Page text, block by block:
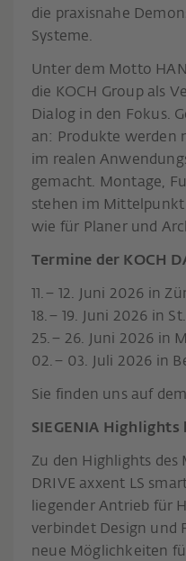
die praxisnahe
Systeme.
Unter dem Motto
die KOCH Group als
Dialog in den Fokus.
an: Produkte werden
im realen
gemacht. Montage,
stehen im
wie für Planer und
Termine der KOCH
11.– 12. Juni 2026 in
18.– 19. Juni 2026 in
25.– 26. Juni 2026 in
02.– 03. Juli 2026 in
Sie finden uns auf dem
SIEGENIA Highlights
Zu den Highlights
DRIVE axxent LS
liegender Antrieb für
verbindet Design und
neue Möglichkeiten